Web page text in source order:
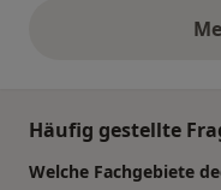
Häufig gestellte
Welche Fachgebiete